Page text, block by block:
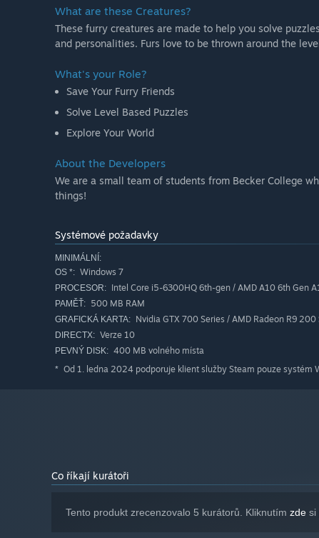
What are these Creatures?
These furry creatures are made to help you solve
and personalities. Furs love to be thrown around the
What's your Role?
Save Your Furry Friends
Solve Level Based Puzzles
Explore Your World
About the Developers
We are a small team of students from Becker College
things!
Systémové požadavky
MINIMÁLNÍ:
OS *: Windows 7
PROCESOR: Intel Core i5-6300HQ 6th-gen / AMD A10 6th Gen
PAMĚŤ: 500 MB RAM
GRAFICKÁ KARTA: Nvidia GTX 700 Series / AMD Radeon R9 200
DIRECTX: Verze 10
PEVNÝ DISK: 400 MB volného místa
* Od 1. ledna 2024 podporuje klient služby Steam pouze systém
Co říkají kurátoři
Tento produkt zrecenzovalo 5 kurátorů. Kliknutím zde si